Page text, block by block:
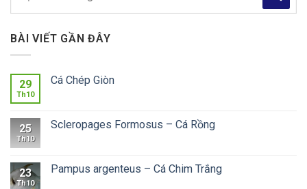
BÀI VIẾT GẦN ĐÂY
29
Th10
Cá Chép Giòn
25
Th10
Scleropages Formosus – Cá Rồng
23
Th10
Pampus argenteus – Cá Chim Trắng